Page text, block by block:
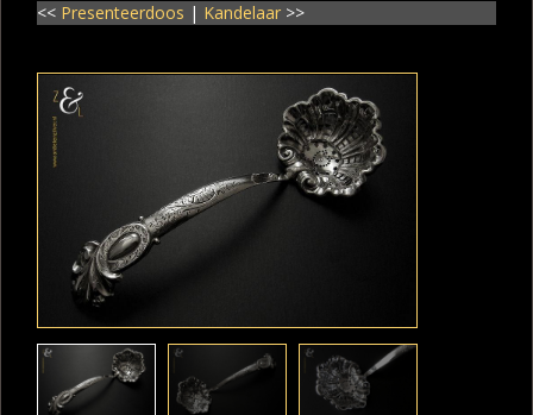
<< Presenteerdoos | Kandelaar >>